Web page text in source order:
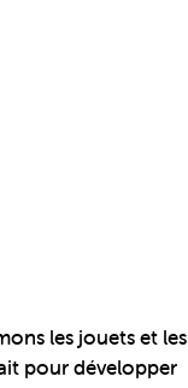
les jouets et les
pour développer